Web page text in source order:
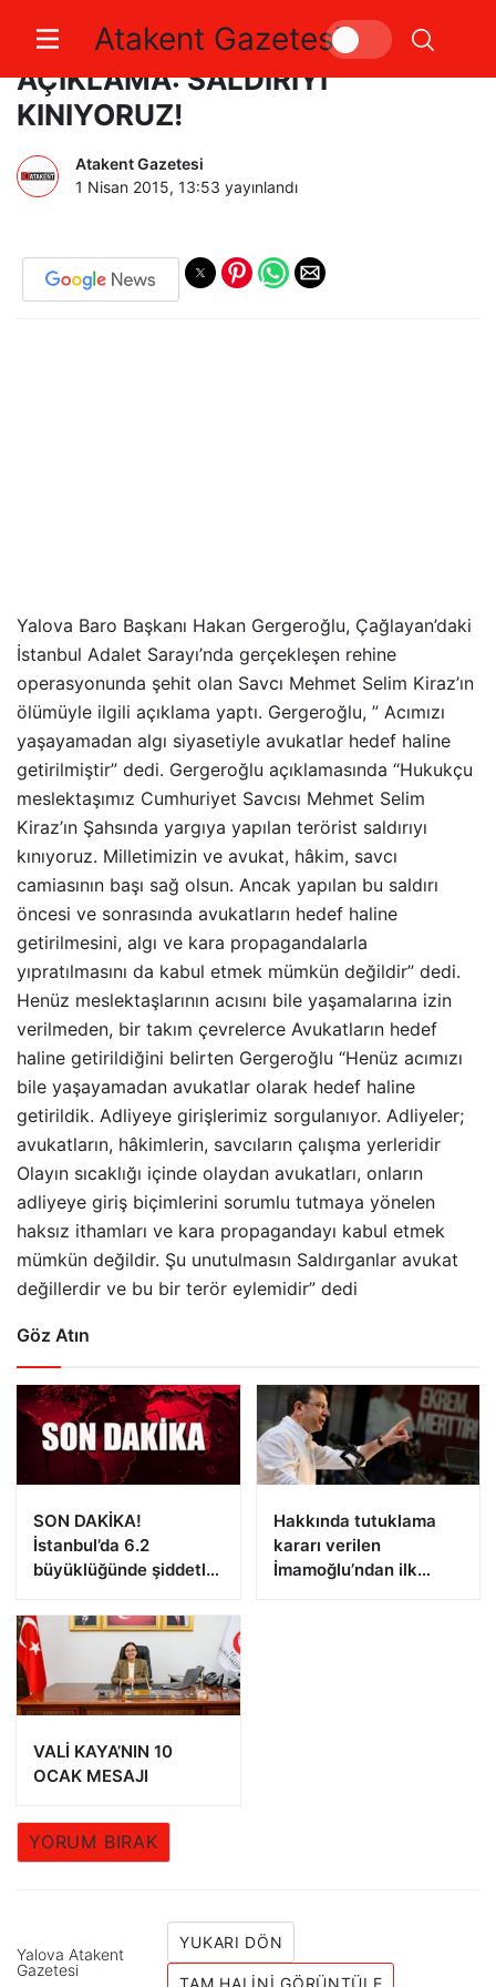
Atakent Gazetesi
YALOVA BAROSU’NDAN
AÇIKLAMA: SALDIRIYI
KINIYORUZ!
Atakent Gazetesi
1 Nisan 2015, 13:53 yayınlandı
Yalova Baro Başkanı Hakan Gergeroğlu, Çağlayan’daki
İstanbul Adalet Sarayı’nda gerçekleşen rehine
operasyonunda şehit olan Savcı Mehmet Selim Kiraz’ın
ölümüyle ilgili açıklama yaptı. Gergeroğlu, ” Acımızı
yaşayamadan algı siyasetiyle avukatlar hedef haline
getirilmiştir” dedi. Gergeroğlu açıklamasında “Hukukçu
meslektaşımız Cumhuriyet Savcısı Mehmet Selim
Kiraz’ın Şahsında yargıya yapılan terörist saldırıyı
kınıyoruz. Milletimizin ve avukat, hâkim, savcı
camiasının başı sağ olsun. Ancak yapılan bu saldırı
öncesi ve sonrasında avukatların hedef haline
getirilmesini, algı ve kara propagandalarla
yıpratılmasını da kabul etmek mümkün değildir” dedi.
Henüz meslektaşlarının acısını bile yaşamalarına izin
verilmeden, bir takım çevrelerce Avukatların hedef
haline getirildiğini belirten Gergeroğlu “Henüz acımızı
bile yaşayamadan avukatlar olarak hedef haline
getirildik. Adliyeye girişlerimiz sorgulanıyor. Adliyeler;
avukatların, hâkimlerin, savcıların çalışma yerleridir
Olayın sıcaklığı içinde olaydan avukatları, onların
adliyeye giriş biçimlerini sorumlu tutmaya yönelen
haksız ithamları ve kara propagandayı kabul etmek
mümkün değildir. Şu unutulmasın Saldırganlar avukat
değillerdir ve bu bir terör eylemidir” dedi
Göz Atın
SON DAKİKA!
İstanbul’da 6.2
büyüklüğünde şiddetli
Hakkında tutuklama
kararı verilen
İmamoğlu’ndan ilk
VALİ KAYA’NIN 10
OCAK MESAJI
YORUM BIRAK
Yalova Atakent
Gazetesi
YUKARI DÖN
TAM HALINI GÖRÜNTÜLE